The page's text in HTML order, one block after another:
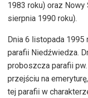
1983 roku) oraz
sierpnia 1990 roku).
Dnia 6 listopada
parafii Niedźwiedza.
proboszcza parafii
przejściu na
tej parafii w